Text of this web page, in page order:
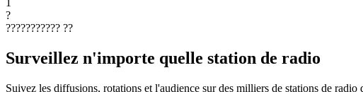
?
??????????? ??
Surveillez n'importe quelle station de radio
Suivez les diffusions, rotations et l'audience sur des milliers de stations de radio